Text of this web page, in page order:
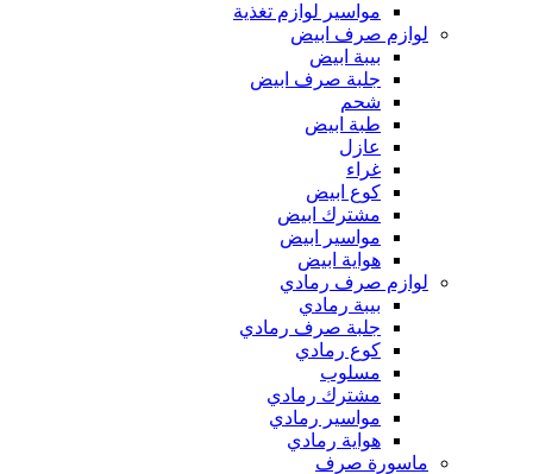
مواسير لوازم تغذية
لوازم صرف ابيض
بيبة ابيض
جلبة صرف ابيض
شحم
طبة ابيض
عازل
غراء
كوع ابيض
مشترك ابيض
مواسير ابيض
هواية ابيض
لوازم صرف رمادي
بيبة رمادي
جلبة صرف رمادي
كوع رمادي
مسلوب
مشترك رمادي
مواسير رمادي
هواية رمادي
ماسورة صرف